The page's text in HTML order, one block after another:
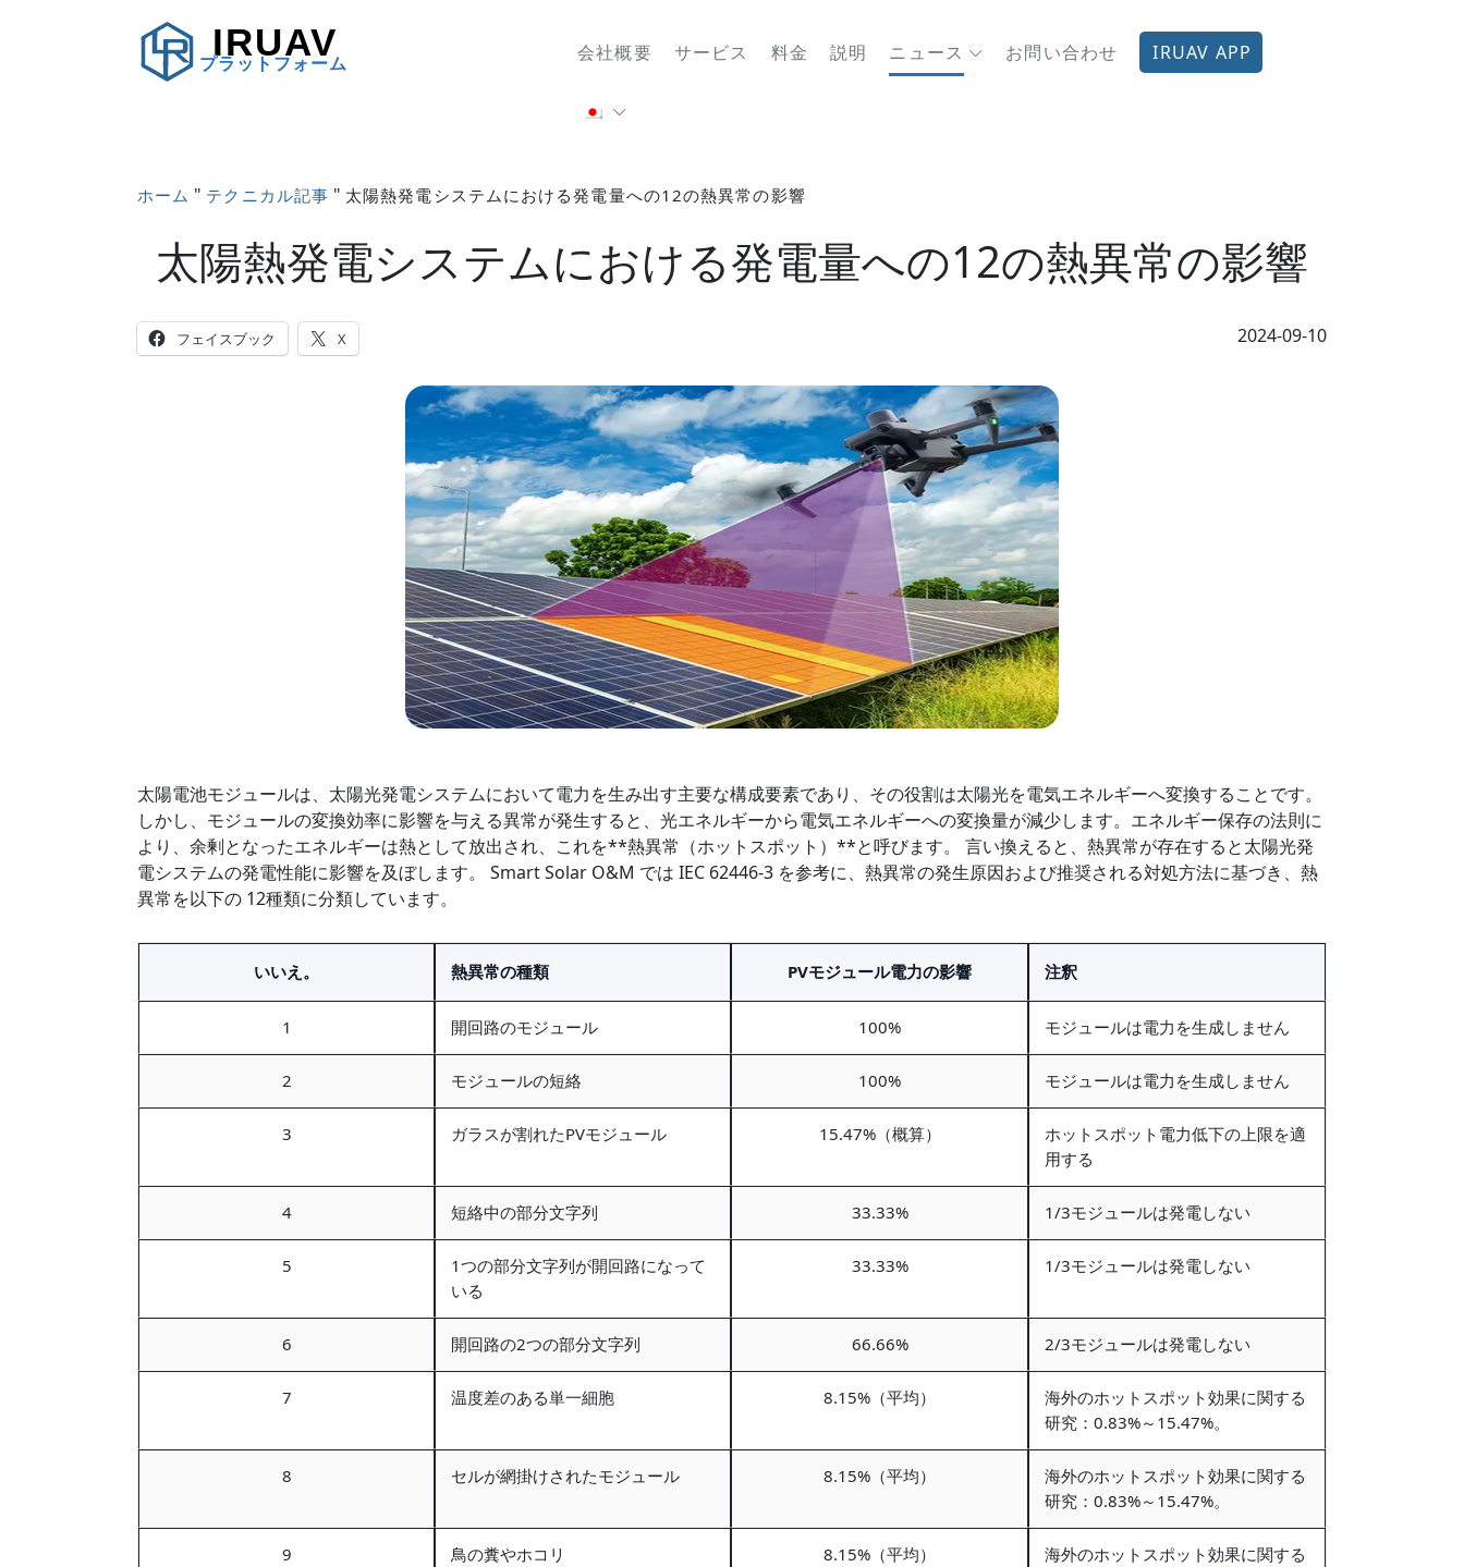
IRUAV
プラットフォーム 会社概要 サービス 料金 説明 ニュース お問い合わせ IRUAV APP
ホーム " テクニカル記事 " 太陽熱発電システムにおける発電量への12の熱異常の影響
太陽熱発電システムにおける発電量への12の熱異常の影響
フェイスブック X 2024-09-10
太陽電池モジュールは、太陽光発電システムにおいて電力を生み出す主要な構成要素であり、その役割は太陽光を電気エネルギーへ変換することです。
しかし、モジュールの変換効率に影響を与える異常が発生すると、光エネルギーから電気エネルギーへの変換量が減少します。エネルギー保存の法則に
より、余剰となったエネルギーは熱として放出され、これを**熱異常（ホットスポット）**と呼びます。 言い換えると、熱異常が存在すると太陽光発
電システムの発電性能に影響を及ぼします。 Smart Solar O&M では IEC 62446-3 を参考に、熱異常の発生原因および推奨される対処方法に基づき、熱
異常を以下の 12種類に分類しています。
いいえ。 熱異常の種類 PVモジュール電力の影響 注釈
1 開回路のモジュール 100% モジュールは電力を生成しません
2 モジュールの短絡 100% モジュールは電力を生成しません
3 ガラスが割れたPVモジュール 15.47%（概算）
ホットスポット電力低下の上限を適
用する
4 短絡中の部分文字列 33.33% 1/3モジュールは発電しない
5
1つの部分文字列が開回路になって
いる
33.33% 1/3モジュールは発電しない
6 開回路の2つの部分文字列 66.66% 2/3モジュールは発電しない
7 温度差のある単一細胞 8.15%（平均）
海外のホットスポット効果に関する
研究：0.83%～15.47%。
8 セルが網掛けされたモジュール 8.15%（平均）
海外のホットスポット効果に関する
研究：0.83%～15.47%。
9 鳥の糞やホコリ 8.15%（平均）
海外のホットスポット効果に関する